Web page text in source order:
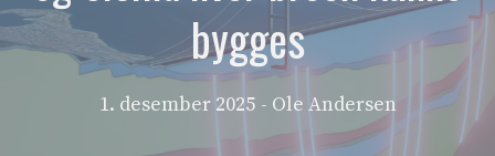
bygges
1. desember 2025 - Ole Andersen